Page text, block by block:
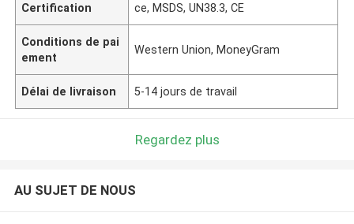
Certification ce, MSDS, UN38.3, CE
Conditions de pai
ement
Western Union, MoneyGram
Délai de livraison 5-14 jours de travail
Regardez plus
AU SUJET DE NOUS